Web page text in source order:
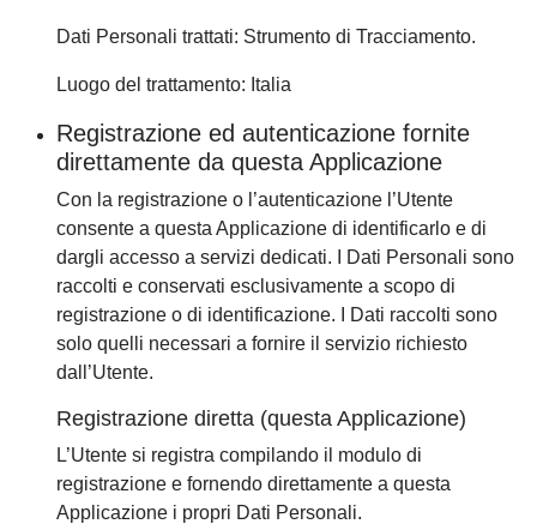
Dati Personali trattati: Strumento di Tracciamento.
Luogo del trattamento: Italia
Registrazione ed autenticazione fornite
direttamente da questa Applicazione
Con la registrazione o l’autenticazione l’Utente
consente a questa Applicazione di identificarlo e di
dargli accesso a servizi dedicati. I Dati Personali sono
raccolti e conservati esclusivamente a scopo di
registrazione o di identificazione. I Dati raccolti sono
solo quelli necessari a fornire il servizio richiesto
dall’Utente.
Registrazione diretta (questa Applicazione)
L’Utente si registra compilando il modulo di
registrazione e fornendo direttamente a questa
Applicazione i propri Dati Personali.